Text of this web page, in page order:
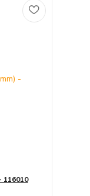
116010